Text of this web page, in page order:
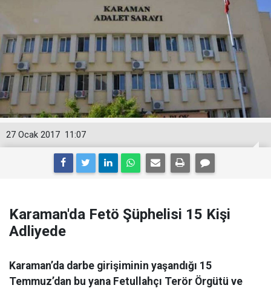
11:07
27 Ocak 2017
Karaman'da Fetö Şüphelisi 15 Kişi
Adliyede
Karaman’da darbe girişiminin yaşandığı 15
Temmuz’dan bu yana Fetullahçı Terör Örgütü ve